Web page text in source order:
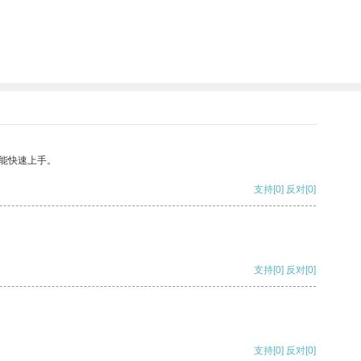
快速上手。
支持[0] 反对[0]
支持[0] 反对[0]
支持[0] 反对[0]